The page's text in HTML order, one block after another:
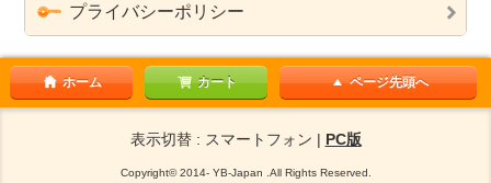
プライバシーポリシー
ホーム カート ページ先頭へ
表示切替 : スマートフォン | PC版
Copyright© 2014- YB-Japan .All Rights Reserved.